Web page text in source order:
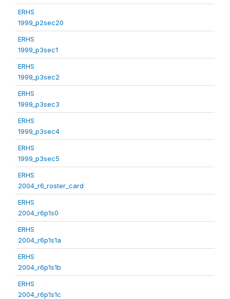
ERHS
1999_p2sec20
ERHS
1999_p3sec1
ERHS
1999_p3sec2
ERHS
1999_p3sec3
ERHS
1999_p3sec4
ERHS
1999_p3sec5
ERHS
2004_r6_roster_card
ERHS
2004_r6p1s0
ERHS
2004_r6p1s1a
ERHS
2004_r6p1s1b
ERHS
2004_r6p1s1c